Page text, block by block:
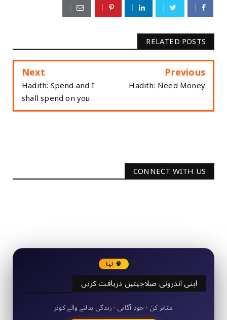
RELATED POSTS
Previous
Hadith: Need Money
Next
Hadith: Spend and I
shall spend on you
CONNECT WITH US
🧠 نیا
اپنی اندرونی صلاحیتیں دریافت کریں
50+ مختصر کوئز
متاثر کن · خود آگاہی · زندگی بدلنے والے کوئز